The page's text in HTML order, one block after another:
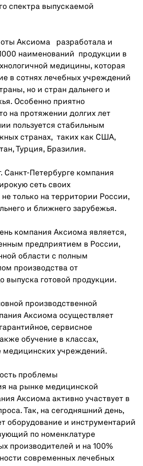
спектра выпускаемой
Аксиома разработала и
наименований продукции в
медицины, которая
в сотнях лечебных учреждений
но и стран дальнего и
Особенно приятно
на протяжении долгих лет
пользуется стабильным
странах, таких как США,
Турция, Бразилия.
Санкт-Петербурге компания
сеть своих
не только на территории России,
и ближнего зарубежья.
компания Аксиома является,
предприятием в России,
области с полным
производства от
выпуска готовой продукции.
производственной
Аксиома осуществляет
сервисное
обучение в классах,
медицинских учреждений.
проблемы
на рынке медицинской
Аксиома активно участвует в
Так, на сегодняшний день,
оборудование и инструментарий
по номенклатуре
производителей и на 100%
современных лечебных